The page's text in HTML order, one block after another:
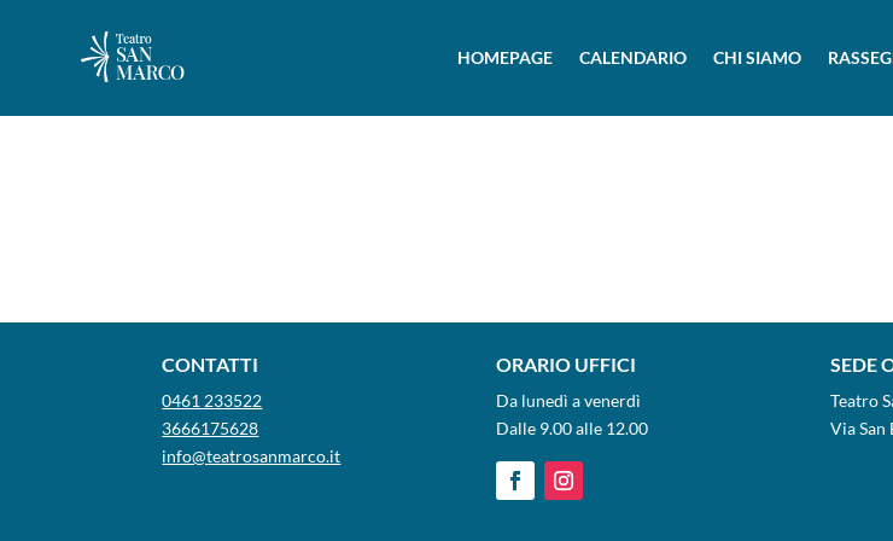
HOMEPAGE CALENDARIO CHI SIAMO
CONTATTI
0461 233522
3666175628
info@teatrosanmarco.it
ORARIO UFFICI
Da lunedì a venerdì
Dalle 9.00 alle 12.00
SEDE
Teatro
Via San